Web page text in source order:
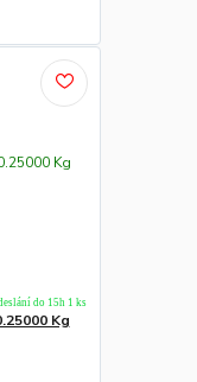
Kg
do 15h 1 ks